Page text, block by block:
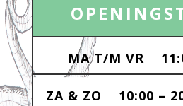
MA T/M VR
ZA & ZO 10:00 –